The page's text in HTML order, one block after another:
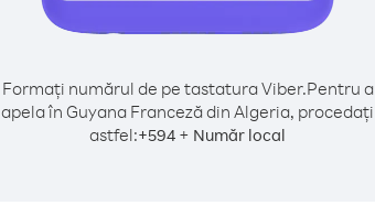
Formați numărul de pe tastatura Viber.Pentru a
apela în Guyana Franceză din Algeria, procedați
astfel:+594 + Număr local